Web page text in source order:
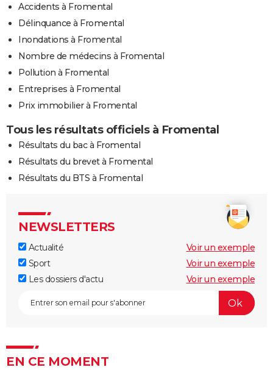
Accidents à Fromental
Délinquance à Fromental
Inondations à Fromental
Nombre de médecins à Fromental
Pollution à Fromental
Entreprises à Fromental
Prix immobilier à Fromental
Tous les résultats officiels à Fromental
Résultats du bac à Fromental
Résultats du brevet à Fromental
Résultats du BTS à Fromental
NEWSLETTERS
Actualité
Voir un exemple
Sport
Voir un exemple
Les dossiers d'actu
Voir un exemple
EN CE MOMENT